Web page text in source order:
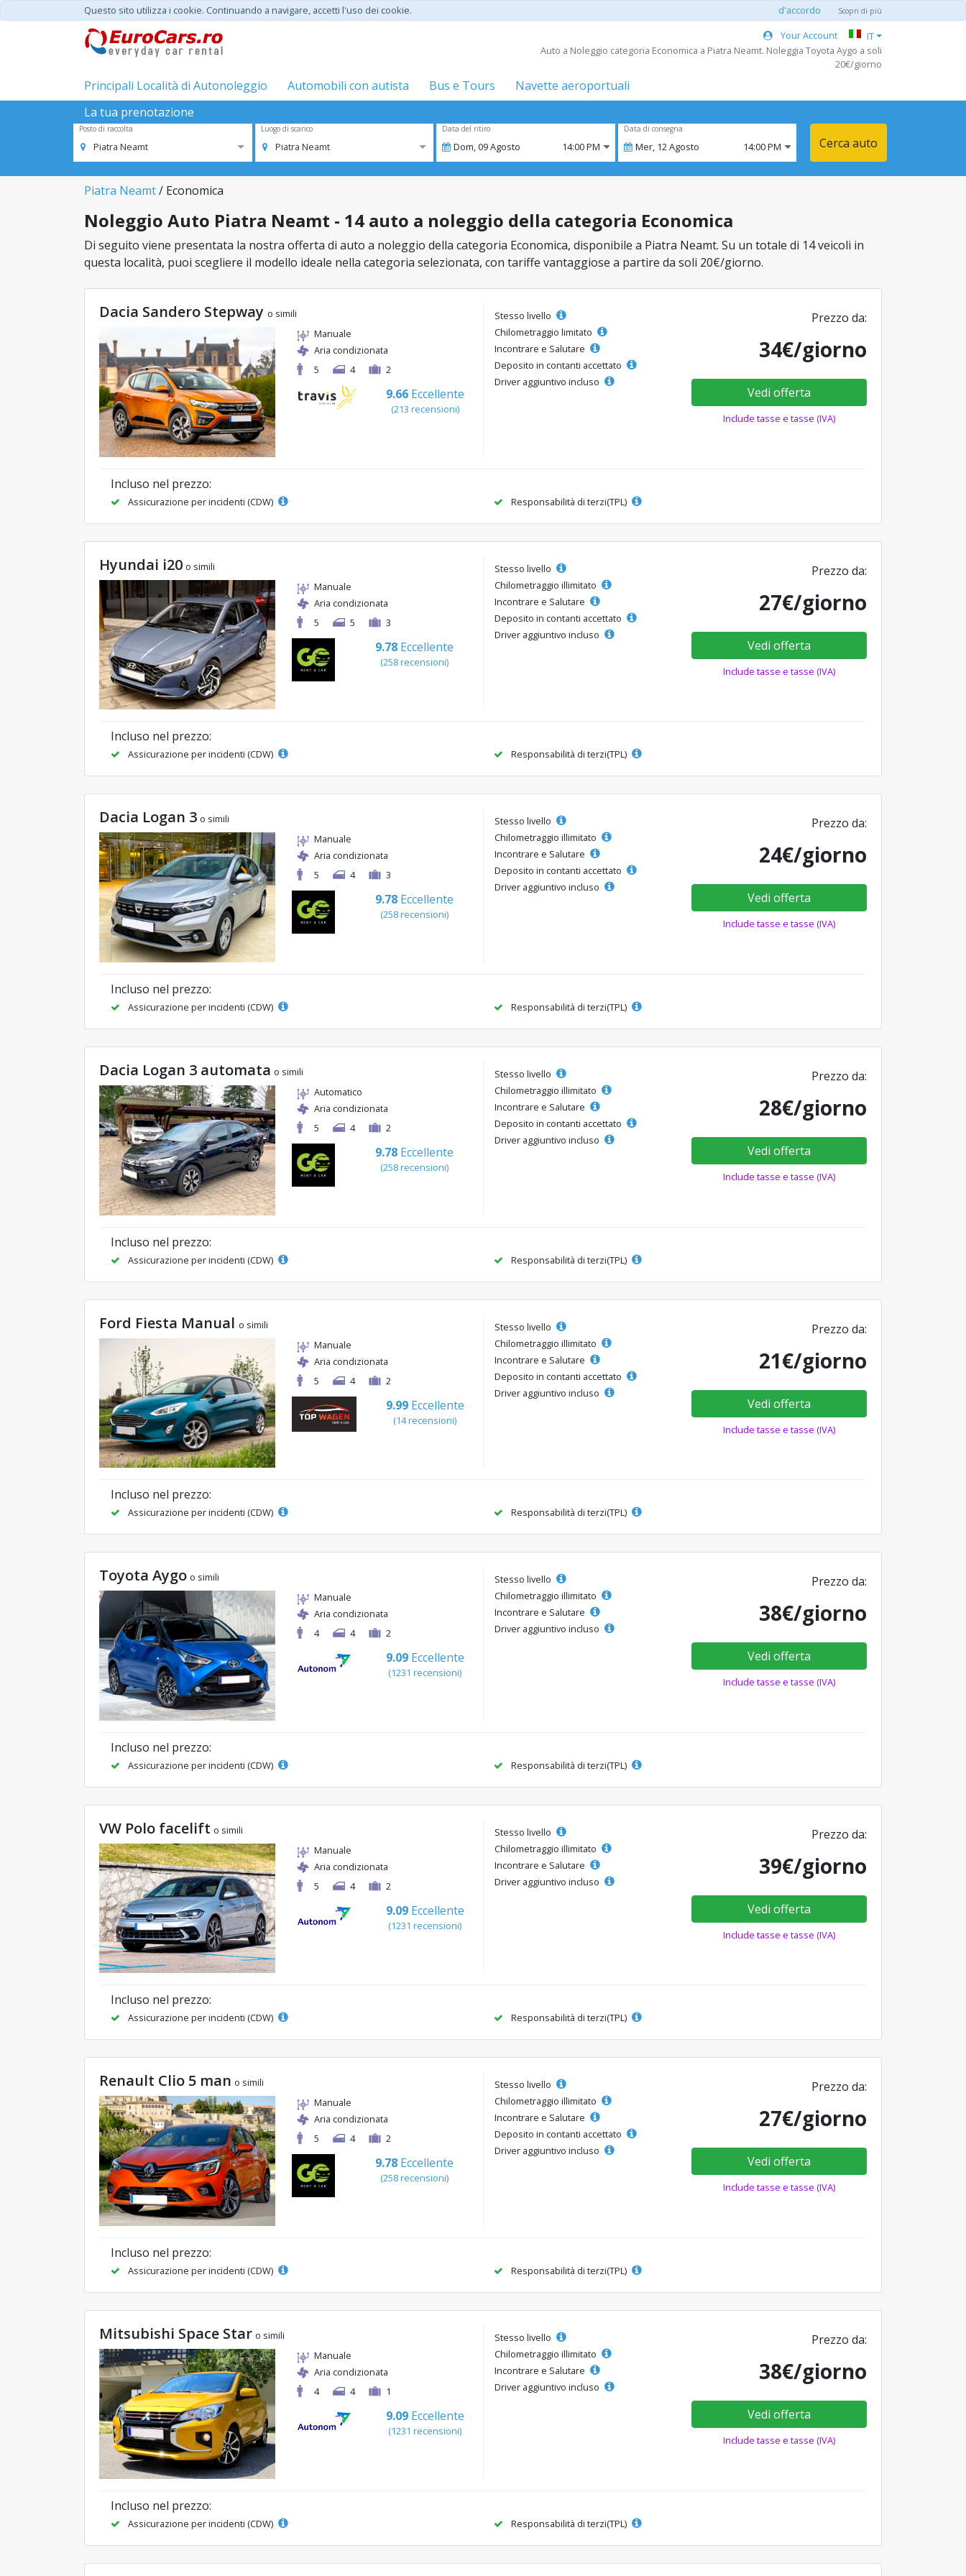
Questo sito utilizza i cookie. Continuando a navigare, accetti l'uso dei cookie. d'accordo Scopri di più
Your Account
IT
Auto a Noleggio categoria Economica a Piatra Neamt. Noleggia Toyota Aygo a soli
20€/giorno
Principali Località di Autonoleggio Automobili con autista Bus e Tours
Navette aeroportuali
La tua prenotazione
Posto di raccolta
Piatra Neamt
Luogo di scarico
Piatra Neamt
Data del ritiro
Dom,09Agosto 14:00 PM
Data di consegna
Mer, 12Agosto 14:00 PM Cerca auto
Piatra Neamt/ Economica
Noleggio Auto Piatra Neamt - 14 auto a noleggio della categoria Economica
Di seguito viene presentata la nostra offerta di auto a noleggio della categoria Economica, disponibile a Piatra Neamt. Su un totale di 14 veicoli in
questa località, puoi scegliere il modello ideale nella categoria selezionata, con tariffe vantaggiose a partire da soli 20€/giorno.
Dacia Sandero Stepway o simili
Manuale
Aria condizionata
5
4 2
9.66 Eccellente
(213 recensioni)
Stesso livello
Chilometraggio limitato
Incontrare e Salutare
Deposito in contanti accettato
Driver aggiuntivo incluso
Prezzo da:
34€/giorno
Vedi offerta
Include tasse e tasse (IVA)
Incluso nel prezzo:
Assicurazione per incidenti (CDW) Responsabilità di terzi(TPL)
Hyundai i20 o simili
Manuale
Aria condizionata
5
5 3
9.78 Eccellente
(258 recensioni)
Stesso livello
Chilometraggio illimitato
Incontrare e Salutare
Deposito in contanti accettato
Driver aggiuntivo incluso
Prezzo da:
27€/giorno
Vedi offerta
Include tasse e tasse (IVA)
Incluso nel prezzo:
Assicurazione per incidenti (CDW) Responsabilità di terzi(TPL)
Dacia Logan 3 o simili
Manuale
Aria condizionata
5
4 3
9.78 Eccellente
(258 recensioni)
Stesso livello
Chilometraggio illimitato
Incontrare e Salutare
Deposito in contanti accettato
Driver aggiuntivo incluso
Prezzo da:
24€/giorno
Vedi offerta
Include tasse e tasse (IVA)
Incluso nel prezzo:
Assicurazione per incidenti (CDW) Responsabilità di terzi(TPL)
Dacia Logan 3 automata o simili
Automatico
Aria condizionata
5
4 2
9.78 Eccellente
(258 recensioni)
Stesso livello
Chilometraggio illimitato
Incontrare e Salutare
Deposito in contanti accettato
Driver aggiuntivo incluso
Prezzo da:
28€/giorno
Vedi offerta
Include tasse e tasse (IVA)
Incluso nel prezzo:
Assicurazione per incidenti (CDW) Responsabilità di terzi(TPL)
Ford Fiesta Manual o simili
Manuale
Aria condizionata
5
4 2
9.99 Eccellente
(14 recensioni)
Stesso livello
Chilometraggio illimitato
Incontrare e Salutare
Deposito in contanti accettato
Driver aggiuntivo incluso
Prezzo da:
21€/giorno
Vedi offerta
Include tasse e tasse (IVA)
Incluso nel prezzo:
Assicurazione per incidenti (CDW) Responsabilità di terzi(TPL)
Toyota Aygo o simili
Manuale
Aria condizionata
4
4 2
9.09 Eccellente
(1231 recensioni)
Stesso livello
Chilometraggio illimitato
Incontrare e Salutare
Driver aggiuntivo incluso
Prezzo da:
38€/giorno
Vedi offerta
Include tasse e tasse (IVA)
Incluso nel prezzo:
Assicurazione per incidenti (CDW) Responsabilità di terzi(TPL)
VW Polo facelift o simili
Manuale
Aria condizionata
5
4 2
9.09 Eccellente
(1231 recensioni)
Stesso livello
Chilometraggio illimitato
Incontrare e Salutare
Driver aggiuntivo incluso
Prezzo da:
39€/giorno
Vedi offerta
Include tasse e tasse (IVA)
Incluso nel prezzo:
Assicurazione per incidenti (CDW) Responsabilità di terzi(TPL)
Renault Clio 5 man o simili
Manuale
Aria condizionata
5
4 2
9.78 Eccellente
(258 recensioni)
Stesso livello
Chilometraggio illimitato
Incontrare e Salutare
Deposito in contanti accettato
Driver aggiuntivo incluso
Prezzo da:
27€/giorno
Vedi offerta
Include tasse e tasse (IVA)
Incluso nel prezzo:
Assicurazione per incidenti (CDW) Responsabilità di terzi(TPL)
Mitsubishi Space Star o simili
Manuale
Aria condizionata
4
4 1
9.09 Eccellente
(1231 recensioni)
Stesso livello
Chilometraggio illimitato
Incontrare e Salutare
Driver aggiuntivo incluso
Prezzo da:
38€/giorno
Vedi offerta
Include tasse e tasse (IVA)
Incluso nel prezzo:
Assicurazione per incidenti (CDW) Responsabilità di terzi(TPL)